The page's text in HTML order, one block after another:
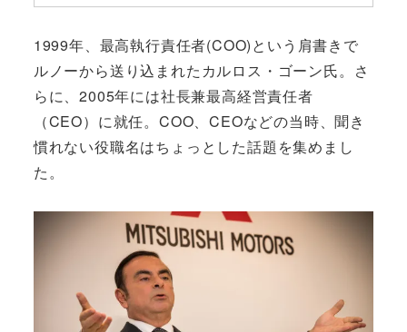
1999年、最高執行責任者(COO)という肩書きで
ルノーから送り込まれたカルロス・ゴーン氏。さ
らに、2005年には社長兼最高経営責任者
（CEO）に就任。COO、CEOなどの当時、聞き
慣れない役職名はちょっとした話題を集めまし
た。